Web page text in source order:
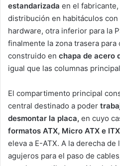
estandarizada en el
distribución en habitáculos
hardware, otra inferior para la
finalmente la zona trasera para
construido en chapa de acero
igual que las columnas
El compartimento principal
central destinado a poder
desmontar la placa, en cuyo
formatos ATX, Micro ATX e
eleva a E-ATX. A la derecha
agujeros para el paso de